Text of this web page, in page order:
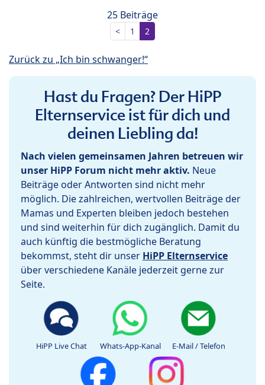
25 Beiträge
< 1 2
Zurück zu „Ich bin schwanger!“
Hast du Fragen? Der HiPP
Elternservice ist für dich und
deinen Liebling da!
Nach vielen gemeinsamen Jahren betreuen wir
unser HiPP Forum nicht mehr aktiv. Neue
Beiträge oder Antworten sind nicht mehr
möglich. Die zahlreichen, wertvollen Beiträge der
Mamas und Experten bleiben jedoch bestehen
und sind weiterhin für dich zugänglich. Damit du
auch künftig die bestmögliche Beratung
bekommst, steht dir unser HiPP Elternservice
über verschiedene Kanäle jederzeit gerne zur
Seite.
HiPP Live Chat Whats-App-Kanal E-Mail / Telefon